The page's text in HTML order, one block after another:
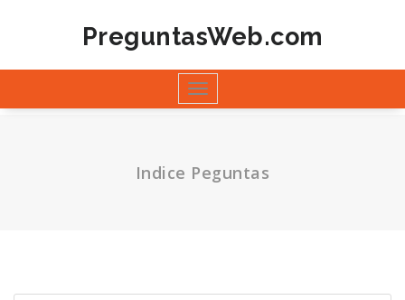
PreguntasWeb.com
Toggle
navigation
Indice Peguntas